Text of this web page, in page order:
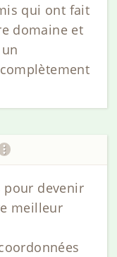
qui ont fait
domaine et
pour devenir
meilleur